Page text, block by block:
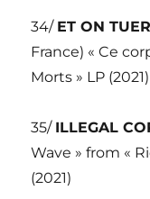
34/ ET ON
France) « Ce
Morts » LP (2021)
35/ ILLEGAL
Wave » from «
(2021)